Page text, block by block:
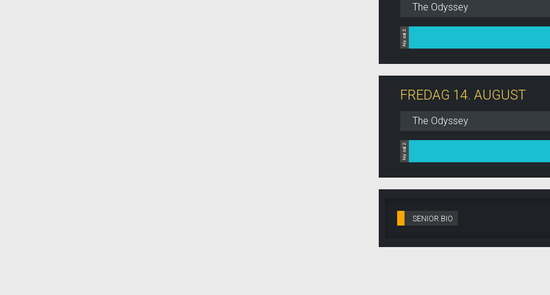
The Odyssey
Ny sal 2
FREDAG 14. AUGUST
The Odyssey
Ny sal 2
SENIOR BIO